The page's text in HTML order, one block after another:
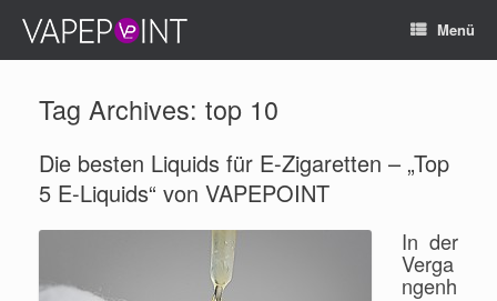
Menü
Tag Archives: top 10
Die besten Liquids für E-Zigaretten – „Top
5 E-Liquids“ von VAPEPOINT
In der
Verga
ngenh